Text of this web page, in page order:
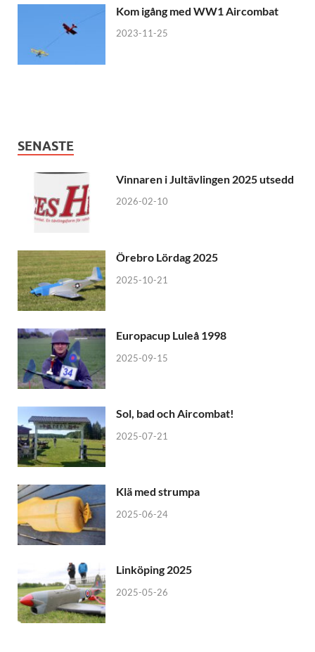
Kom igång med WW1 Aircombat
2023-11-25
SENASTE
Vinnaren i Jultävlingen 2025 utsedd
2026-02-10
Örebro Lördag 2025
2025-10-21
Europacup Luleå 1998
2025-09-15
Sol, bad och Aircombat!
2025-07-21
Klä med strumpa
2025-06-24
Linköping 2025
2025-05-26